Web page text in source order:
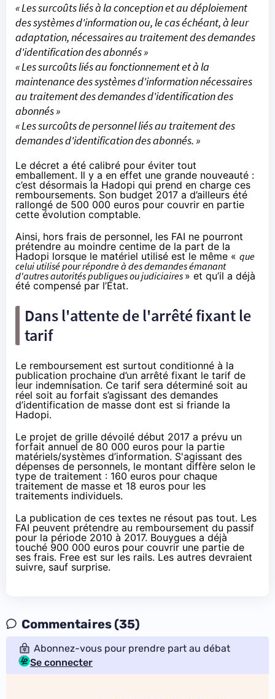
« Les surcoûts liés à la conception et au déploiement
des systèmes d'information ou, le cas échéant, à leur
adaptation, nécessaires au traitement des demandes
d'identification des abonnés »
« Les surcoûts liés au fonctionnement et à la
maintenance des systèmes d'information nécessaires
au traitement des demandes d'identification des
abonnés »
« Les surcoûts de personnel liés au traitement des
demandes d'identification des abonnés. »
Le décret a été calibré pour éviter tout
emballement. Il y a en effet une grande nouveauté :
c’est désormais la Hadopi qui prend en charge ces
remboursements. Son budget 2017 a d’ailleurs été
rallongé de 500 000 eurospour couvrir en partie
cette évolution comptable.
Ainsi, hors frais de personnel, les FAI ne pourront
prétendre au moindre centime de la part de la
Hadopi lorsque le matériel utilisé est le même « que
celui utilisé pour répondre à des demandes émanant
d'autres autorités publiques ou judiciaires » et qu’il a déjà
été compensé par l’État.
Dans l'attente de l'arrêté fixant le
tarif
Le remboursement est surtout conditionné à la
publication prochaine d’un arrêté fixant le tarif de
leur indemnisation. Ce tarif sera déterminé soit au
réel soit au forfait s’agissant des demandes
d’identification de masse dont est si friande la
Hadopi.
Le projet de grille dévoilé début 2017 a prévu un
forfait annuel de 80 000 euros pour la partie
matériels/systèmes d’information. S'agissant des
dépenses de personnels, le montant diffère selon le
type de traitement : 160 euros pour chaque
traitement de masse et 18 euros pour les
traitements individuels.
La publication de ces textes ne résout pas tout. Les
FAIpeuvent prétendre au remboursement du passif
pour la période 2010 à 2017. Bouygues a déjà
touché 900 000 euros pour couvrir une partie de
ses frais. Free est sur les rails. Les autres devraient
suivre, sauf surprise.
Commentaires (35)
Abonnez-vous pour prendre part au débat
Se connecter